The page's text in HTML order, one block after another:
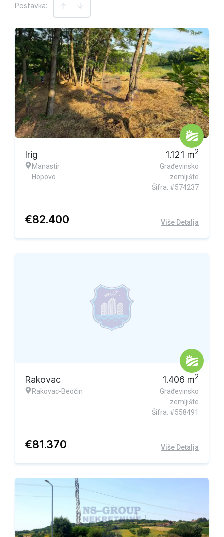
Postavka:
Irig
Manastir
Hopovo
1.121 m2
Građevinsko
zemljište
Šifra: #574237
€82.400 Više Detalja
Rakovac
Rakovac-Beočin
1.406 m2
Građevinsko
zemljište
Šifra: #558491
€81.370 Više Detalja